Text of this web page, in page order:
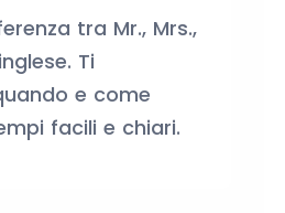
tra Mr., Mrs.,
Ti
e come
facili e chiari.